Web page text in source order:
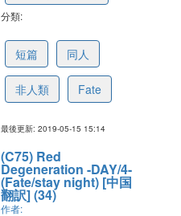
分類:
短篇 同人
非人類 Fate
最後更新: 2019-05-15 15:14
(C75) Red
Degeneration -DAY/4-
(Fate/stay night) [中国
翻訳] (34)
作者: